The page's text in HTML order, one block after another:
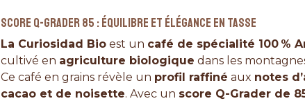
Score Q-Grader 85 : équilibre et élégance en tasse
La Curiosidad Bio est un café de spécialité 100 %
cultivé en agriculture biologique dans les
Ce café en grains révèle un profil raffiné aux notes
cacao et de noisette. Avec un score Q-Grader de